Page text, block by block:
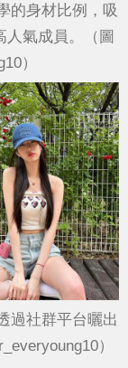
的身材比例，吸
人氣成員。（圖
）
過社群平台曬出
）